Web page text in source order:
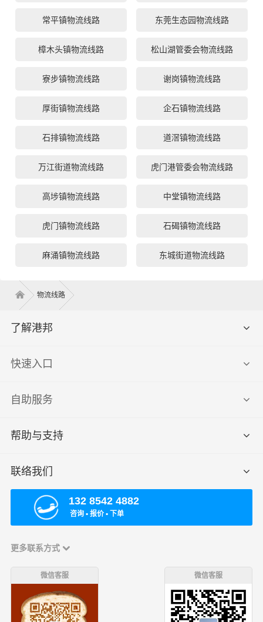
常平镇物流线路 东莞生态园物流线路
樟木头镇物流线路 松山湖管委会物流线路
寮步镇物流线路 谢岗镇物流线路
厚街镇物流线路 企石镇物流线路
石排镇物流线路 道滘镇物流线路
万江街道物流线路 虎门港管委会物流线路
高埗镇物流线路 中堂镇物流线路
虎门镇物流线路 石碣镇物流线路
麻涌镇物流线路 东城街道物流线路
物流线路
了解港邦
快速入口
自助服务
帮助与支持
联络我们
132 8542 4882
咨询 ▪ 报价 ▪ 下单
更多联系方式
微信客服 微信客服